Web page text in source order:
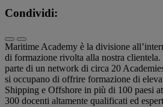
Condividi:
Maritime Academy è la divisione
di formazione rivolta alla nostra
parte di un network di circa 20
si occupano di offrire formazione di
Shipping e Offshore in più di 100 paesi
300 docenti altamente qualificati ed